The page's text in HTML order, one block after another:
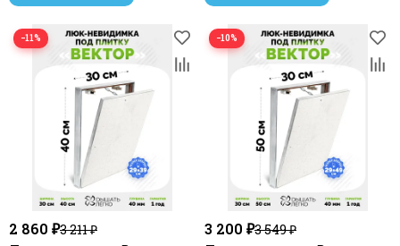
−11%
2 860 ₽3 211 ₽
−10%
3 200 ₽3 549 ₽